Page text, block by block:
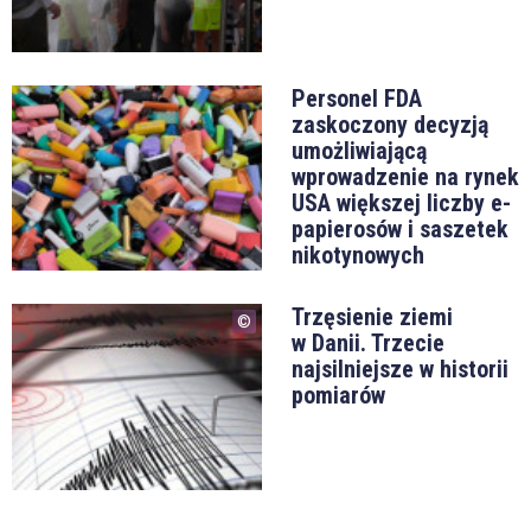
Personel FDA
zaskoczony decyzją
umożliwiającą
wprowadzenie na rynek
USA większej liczby e-
papierosów i saszetek
nikotynowych
Trzęsienie ziemi
w Danii. Trzecie
najsilniejsze w historii
pomiarów